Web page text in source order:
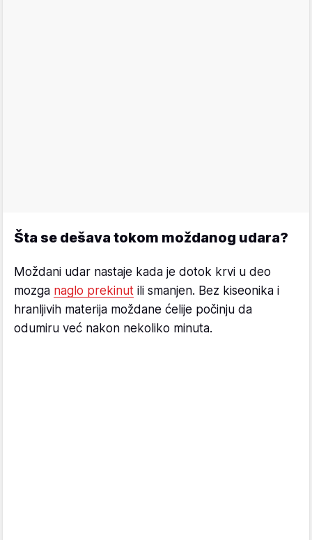
Šta se dešava tokom moždanog udara?
Moždani udar nastaje kada je dotok krvi u deo
mozga naglo prekinut ili smanjen. Bez kiseonika i
hranljivih materija moždane ćelije počinju da
odumiru već nakon nekoliko minuta.